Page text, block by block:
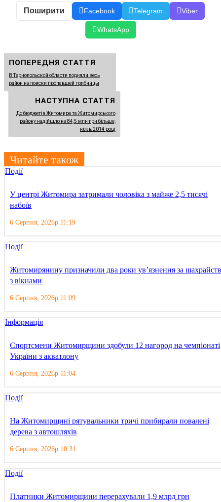
Поширити Facebook Telegram Viber
WhatsApp
ПОПЕРЕДНЯ СТАТТЯ
В Тернопольской области подняли весь
район на поиски пропавшей грибницы
НАСТУПНА СТАТТЯ
До бюджетів Житомира та Житомирського
району надійшло на 84,5 млн грн більше,
ніж в 2014 році
Читайте також
Події
У центрі Житомира затримали чоловіка з майже 2,5 тисячі
набоїв
6 Серпня, 2026р 11:19
Події
Житомирянину призначили два роки ув’язнення за
з вікнами
6 Серпня, 2026р 11:09
Інформація
Спортсмени Житомирщини здобули 12 нагород на чемпіонаті
України з акватлону
6 Серпня, 2026р 11:04
Події
На Житомирщині рятувальники тричі прибирали повалені
дерева з автошляхів
6 Серпня, 2026р 10:31
Події
Платники Житомирщини перерахували 1,9 млрд грн